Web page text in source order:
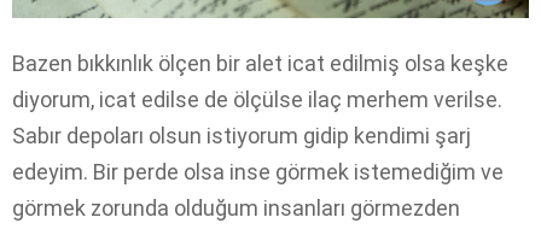
Bazen bıkkınlık ölçen bir alet icat edilmiş olsa keşke
diyorum, icat edilse de ölçülse ilaç merhem verilse.
Sabır depoları olsun istiyorum gidip kendimi şarj
edeyim. Bir perde olsa inse görmek istemediğim ve
görmek zorunda olduğum insanları görmezden